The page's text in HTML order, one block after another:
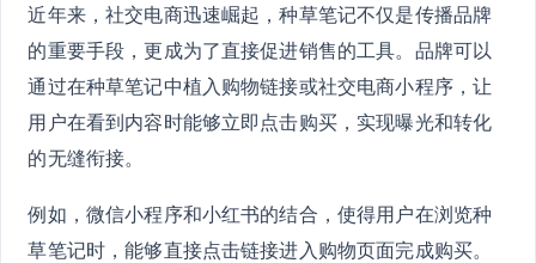
近年来，社交电商迅速崛起，种草笔记不仅是传播品牌
的重要手段，更成为了直接促进销售的工具。品牌可以
通过在种草笔记中植入购物链接或社交电商小程序，让
用户在看到内容时能够立即点击购买，实现曝光和转化
的无缝衔接。
例如，微信小程序和小红书的结合，使得用户在浏览种
草笔记时，能够直接点击链接进入购物页面完成购买。